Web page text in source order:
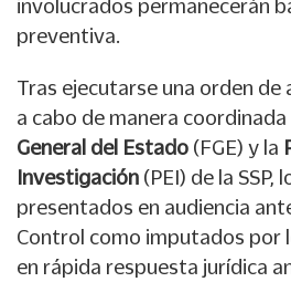
involucrados permanecerán
preventiva.
Tras ejecutarse una orden de
a cabo de manera
General del Estado (FGE) y la
Investigación (PEI) de la
presentados en audiencia
Control como imputados por
en rápida respuesta jurídica